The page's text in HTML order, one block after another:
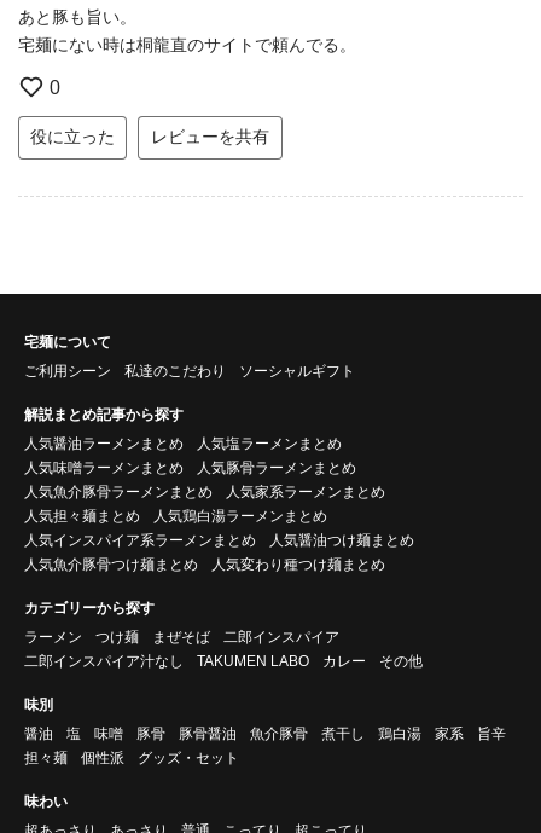
あと豚も旨い。
宅麺にない時は桐龍直のサイトで頼んでる。
0
役に立った レビューを共有
宅麺について
ご利用シーン
私達のこだわり ソーシャルギフト
解説まとめ記事から探す
人気醤油ラーメンまとめ
人気塩ラーメンまとめ
人気味噌ラーメンまとめ
人気豚骨ラーメンまとめ
人気魚介豚骨ラーメンまとめ
人気家系ラーメンまとめ
人気担々麺まとめ
人気鶏白湯ラーメンまとめ
人気インスパイア系ラーメンまとめ
人気醤油つけ麺まとめ
人気魚介豚骨つけ麺まとめ
人気変わり種つけ麺まとめ
カテゴリーから探す
ラーメン
つけ麺 まぜそば
二郎インスパイア
二郎インスパイア汁なし
TAKUMEN LABO カレー その他
味別
醤油
塩 味噌 豚骨 豚骨醤油 魚介豚骨 煮干し 鶏白湯 家系
旨辛
担々麺
個性派 グッズ・セット
味わい